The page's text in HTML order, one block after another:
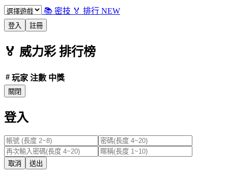
📚 密技 🏅 排行 NEW
登入 註冊
🏅 威力彩排行榜
# 玩家 注數 中獎
關閉
登入
取消 送出